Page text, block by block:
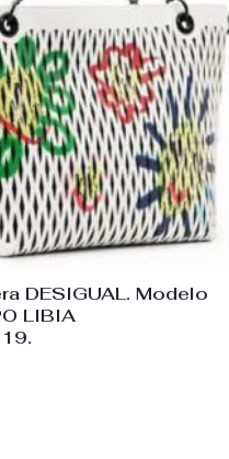
DESIGUAL. Modelo
LIBIA